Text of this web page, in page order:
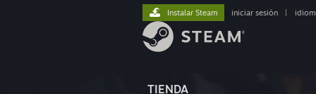
TIENDA
Instalar Steam iniciar sesión